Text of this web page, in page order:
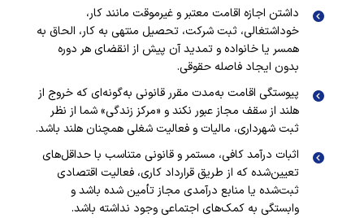
داشتن اجازه اقامت معتبر و غیرموقت مانند کار،
خوداشتغالی، ثبت شرکت، تحصیل منتهی به کار، الحاق به
همسر یا خانواده و تمدید آن پیش از انقضای هر دوره
بدون ایجاد فاصله حقوقی.
پیوستگی اقامت به‌مدت مقرر قانونی به‌گونه‌ای که خروج از
هلند از سقف مجاز عبور نکند و «مرکز زندگی» شما از نظر
ثبت شهرداری، مالیات و فعالیت شغلی همچنان هلند باشد.
اثبات درآمد کافی، مستمر و قانونی متناسب با حداقل‌های
تعیین‌شده که از طریق قرارداد کاری، فعالیت اقتصادی
ثبت‌شده یا منابع درآمدی مجاز تأمین شده باشد و
وابستگی به کمک‌های اجتماعی وجود نداشته باشد.